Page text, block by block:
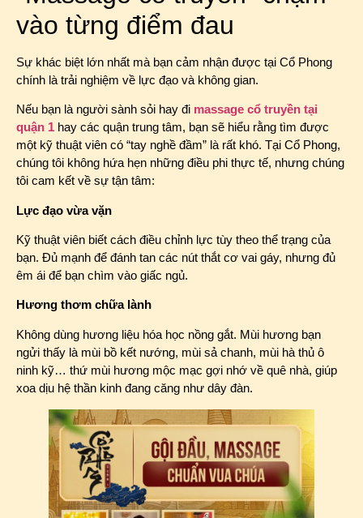
vào từng điểm đau
Sự khác biệt lớn nhất mà bạn cảm nhận được tại Cổ Phong
chính là trải nghiệm về lực đạo và không gian.
Nếu bạn là người sành sỏi hay đi massage cổ truyền tại
quận 1 hay các quận trung tâm, bạn sẽ hiểu rằng tìm được
một kỹ thuật viên có “tay nghề đầm” là rất khó. Tại Cổ Phong,
chúng tôi không hứa hẹn những điều phi thực tế, nhưng chúng
tôi cam kết về sự tận tâm:
Lực đạo vừa vặn
Kỹ thuật viên biết cách điều chỉnh lực tùy theo thể trạng của
bạn. Đủ mạnh để đánh tan các nút thắt cơ vai gáy, nhưng đủ
êm ái để bạn chìm vào giấc ngủ.
Hương thơm chữa lành
Không dùng hương liệu hóa học nồng gắt. Mùi hương bạn
ngửi thấy là mùi bồ kết nướng, mùi sả chanh, mùi hà thủ ô
ninh kỹ… thứ mùi hương mộc mạc gợi nhớ về quê nhà, giúp
xoa dịu hệ thần kinh đang căng như dây đàn.